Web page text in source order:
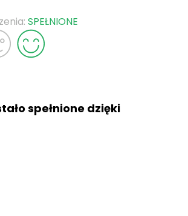
SPEŁNIONE
spełnione dzięki